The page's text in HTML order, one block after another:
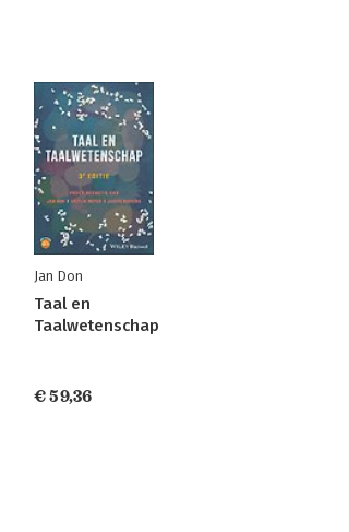
Jan Don
Taal en
Taalwetenschap
€ 59,36